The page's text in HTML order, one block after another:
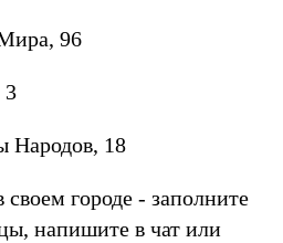
96
3
Народов, 18
своем городе - заполните
напишите в чат или